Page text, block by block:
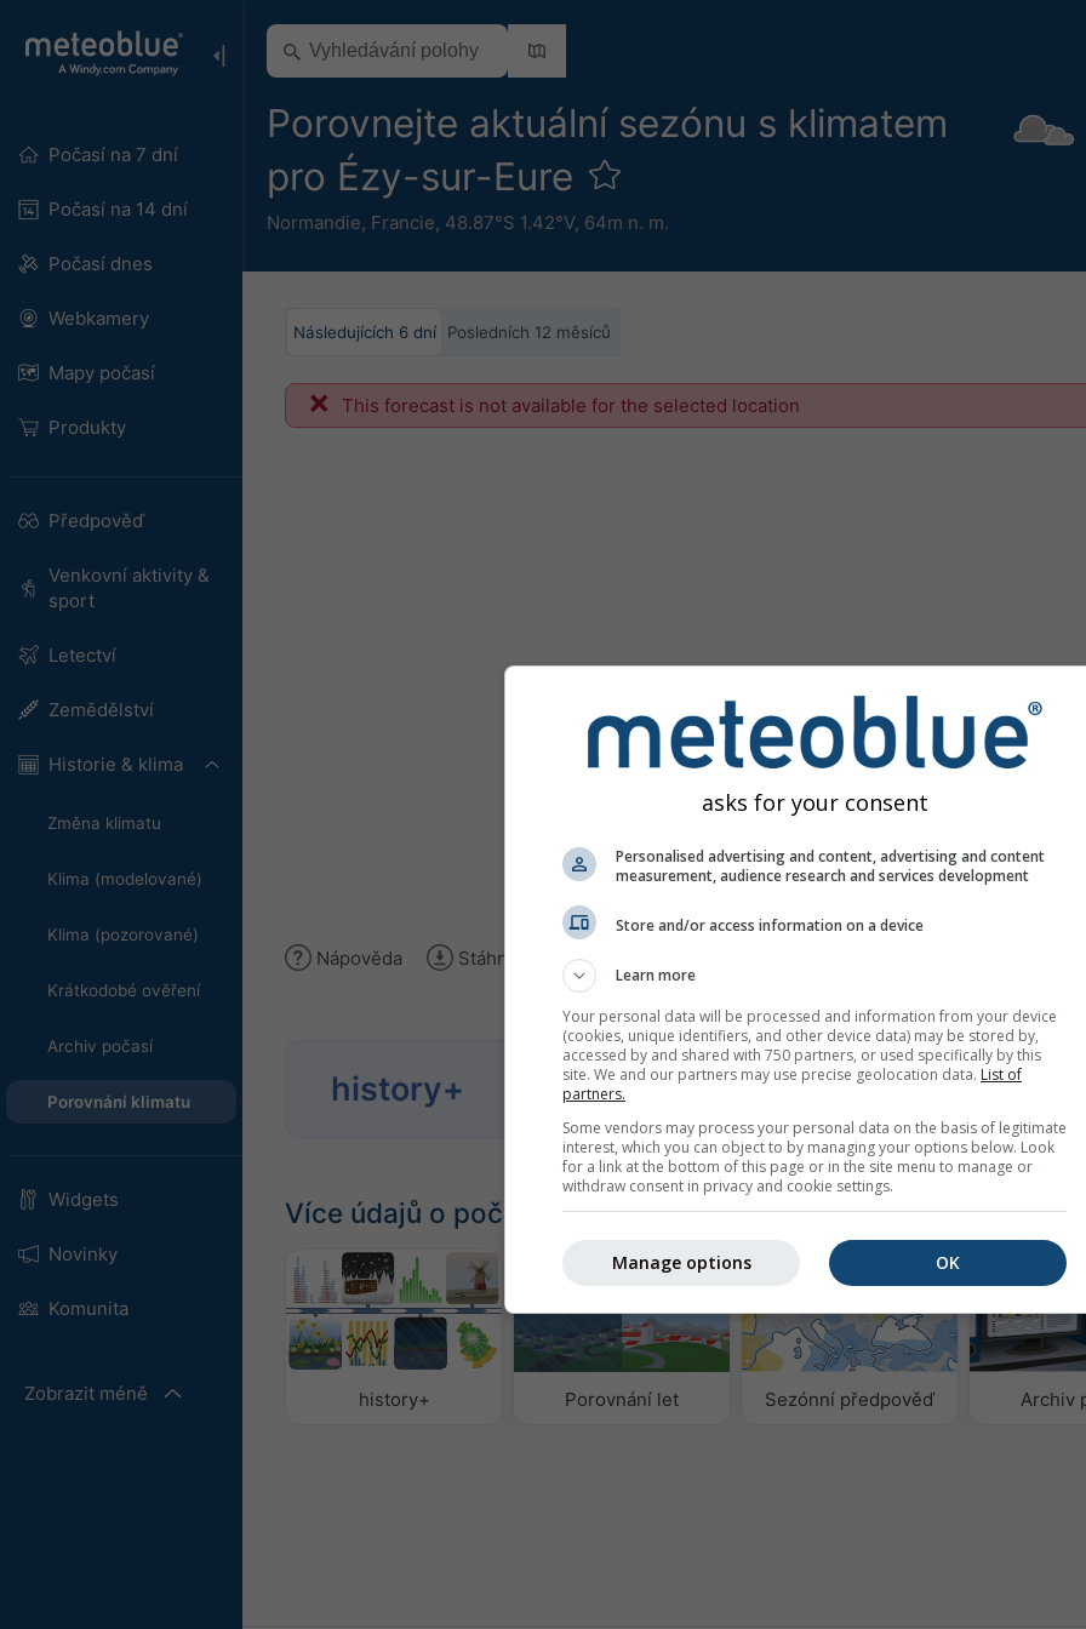
Počasí na 7 dní
Počasí na 14 dní
Počasí dnes
Webkamery
Mapy počasí
Produkty
Předpověď
Venkovní aktivity &
sport
Letectví
Zemědělství
Historie & klima
Změna klimatu
Klima (modelované)
Klima (pozorované)
Krátkodobé ověření
Archiv počasí
Porovnání klimatu
Widgets
Novinky
Komunita
Zobrazit méně
Porovnejte aktuální sezónu s klimatem
pro Ézy-sur-Eure
Normandie, Francie, 48.87°S 1.42°V, 64m n. m.
Následujících 6 dní Posledních 12 měsíců
This forecast is not available for the selected location
Nápověda Stáhnout obrázek
history+
Analyzujte historická meteorologická data od roku
Try it for
Více údajů o počasí
history+ Porovnání let Sezónní předpověď Archiv
asks for your consent
Personalised advertising and content, advertising and content
measurement, audience research and services development
Store and/or access information on a device
Learn more
Your personal data will be processed and information from your device
(cookies, unique identifiers, and other device data) may be stored by,
accessed by and shared with 750 partners, or used specifically by this
site. We and our partners may use precise geolocation data. List of
partners.
Some vendors may process your personal data on the basis of legitimate
interest, which you can object to by managing your options below. Look
for a link at the bottom of this page or in the site menu to manage or
withdraw consent in privacy and cookie settings.
OK
Manage options